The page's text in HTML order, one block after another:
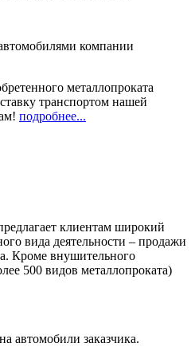
компании
металлопроката
транспортом нашей
подробнее...
клиентам широкий
вида деятельности – продажи
Кроме внушительного
500 видов металлопроката)
автомобили заказчика.